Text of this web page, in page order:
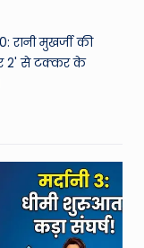
रानी मुखर्जी की
2' से टक्कर के